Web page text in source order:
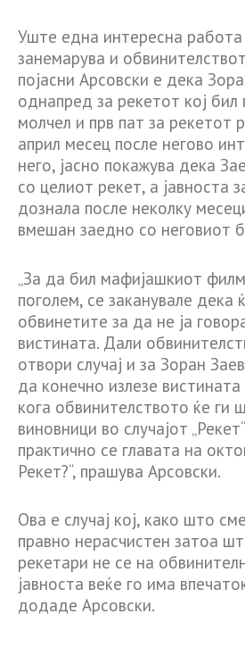
Уште една интересна
занемарува и
појасни Арсовски е дека
однапред за рекетот кој бил
молчел и прв пат за рекетот
април месец после негово
него, јасно покажува дека
со целиот рекет, а јавноста
дознала после неколку
вмешан заедно со неговиот
„За да бил мафијашкиот
поголем, се заканувале дека
обвинетите за да не ја
вистината. Дали
отвори случај и за Зоран
да конечно излезе
кога обвинителството ќе ги
виновници во случајот
практично се главата на
Рекет?“, прашува Арсовски.
Ова е случај кој, како што
правно нерасчистен затоа
рекетари не се на
јавноста веќе го има
додаде Арсовски.